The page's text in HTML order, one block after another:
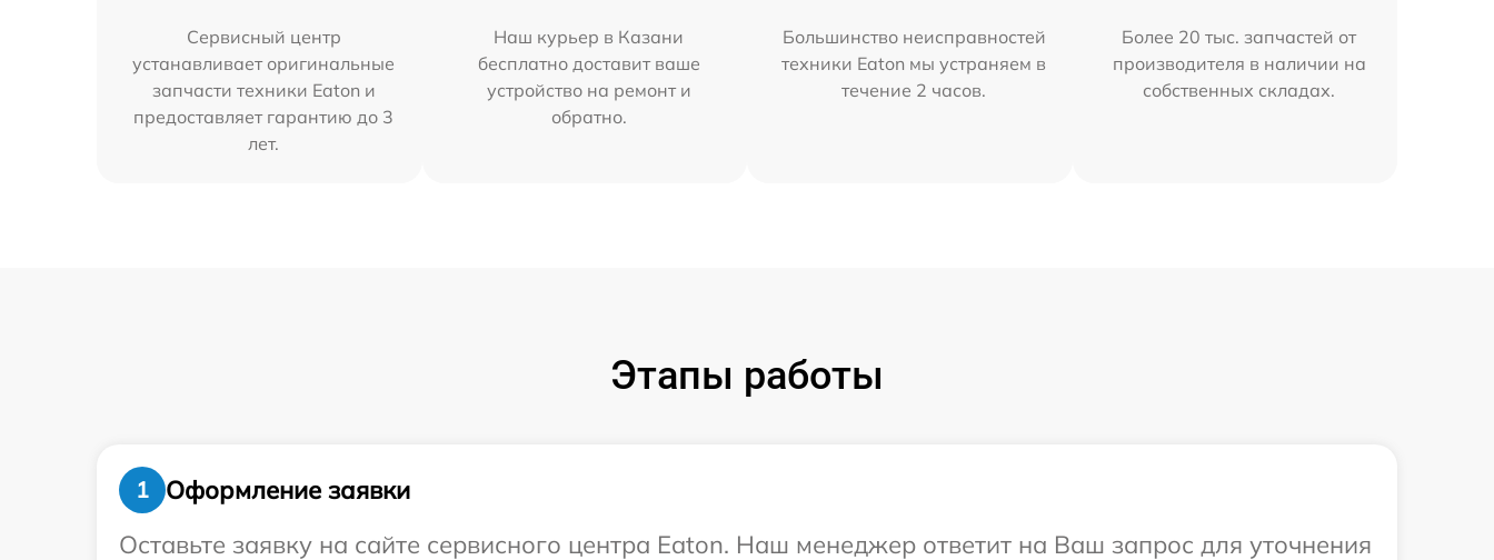
Сервисный центр
устанавливает оригинальные
запчасти техники Eaton и
предоставляет гарантию до 3
лет.
Наш курьер в Казани
бесплатно доставит ваше
устройство на ремонт и
обратно.
Большинство неисправностей
техники Eaton мы устраняем в
течение 2 часов.
Более 20 тыс. запчастей от
производителя в наличии на
собственных складах.
Этапы работы
1
Оформление заявки
Оставьте заявку на сайте сервисного центра Eaton. Наш менеджер ответит на Ваш запрос для уточнения